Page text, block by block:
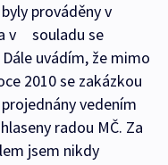
prováděny v
v souladu se
uvádím, že mimo
2010 se zakázkou
vedením
radou MČ. Za
jsem nikdy